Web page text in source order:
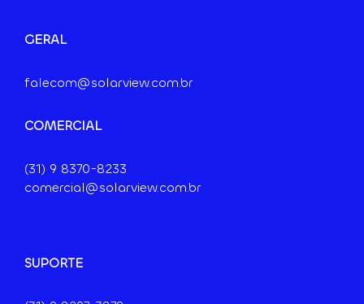
GERAL
falecom@solarview.com.br
COMERCIAL
(31) 9 8370-8233
comercial@solarview.com.br
SUPORTE